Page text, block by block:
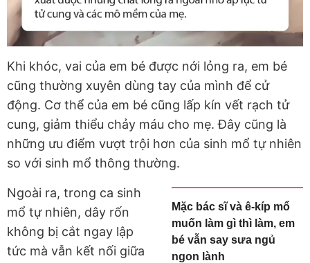
Khi khóc, vai của em bé được nới lỏng ra, em bé
cũng thường xuyên dùng tay của mình để cử
động. Cơ thể của em bé cũng lấp kín vết rạch tử
cung, giảm thiểu chảy máu cho mẹ. Đây cũng là
những ưu điểm vượt trội hơn của sinh mổ tự nhiên
so với sinh mổ thông thường.
Mặc bác sĩ và ê-kíp mổ
muốn làm gì thì làm, em
bé vẫn say sưa ngủ
ngon lành
Ngoài ra, trong ca sinh
mổ tự nhiên, dây rốn
không bị cắt ngay lập
tức mà vẫn kết nối giữa